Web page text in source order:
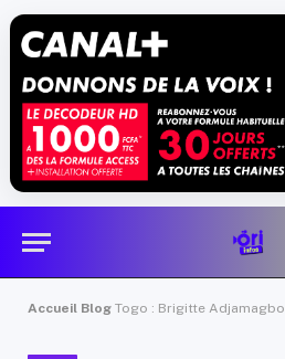
Accueil Blog Togo : Brigitte Adjamagbo-Johnson